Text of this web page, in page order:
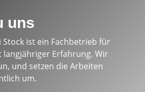
uns
Stock ist ein Fachbetrieb für
langjähriger Erfahrung. Wir
und setzen die Arbeiten
um.